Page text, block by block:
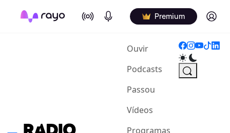
On Air Podcasts Premium Log in
Ouvir(current)
Podcasts
Passou
Vídeos
Programas